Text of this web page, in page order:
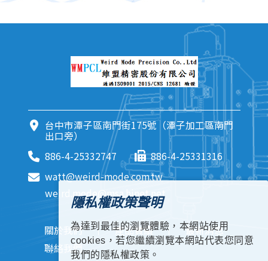
隱私權政策聲明
為達到最佳的瀏覽體驗，本網站使用
cookies，若您繼續瀏覽本網站代表您同意
我們的隱私權政策。
台中市潭子區南門街175號（潭子加工區南門
出口旁）
886-4-25332747
886-4-25331316
watt@weird-mode.com.tw
weird.mode@msa.hinet.net
關於我們 產品實績
最新消息
聯絡我們